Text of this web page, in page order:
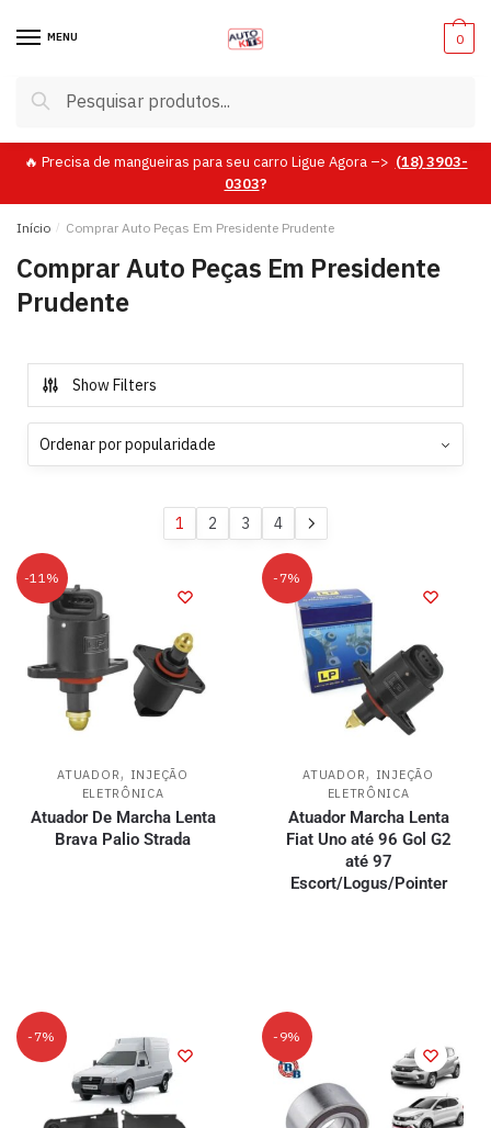
MENU
Pesquisar
0
🔥 Precisa de mangueiras para seu carro Ligue Agora –> (18) 3903-
0303?
Início / Comprar Auto Peças Em Presidente Prudente
Comprar Auto Peças Em Presidente
Prudente
Show Filters
1 2 3 4
-11%
ATUADOR, INJEÇÃO
ELETRÔNICA
Atuador De Marcha Lenta
Brava Palio Strada
-7%
ATUADOR, INJEÇÃO
ELETRÔNICA
Atuador Marcha Lenta
Fiat Uno até 96 Gol G2
até 97
Escort/Logus/Pointer
-7% -9%